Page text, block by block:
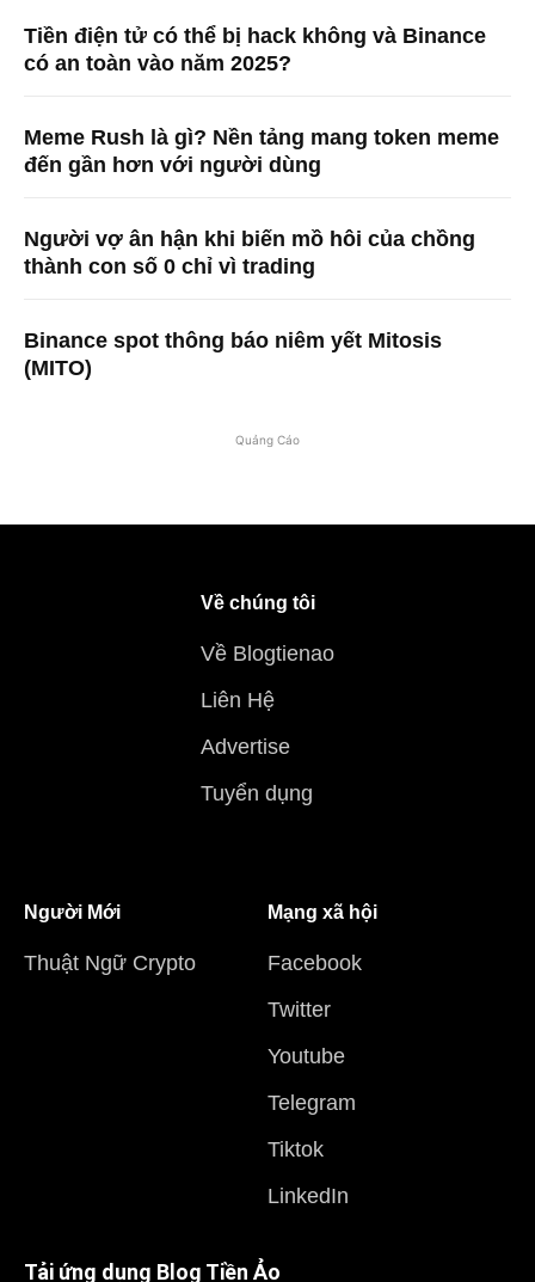
Tiền điện tử có thể bị hack không và Binance
có an toàn vào năm 2025?
Meme Rush là gì? Nền tảng mang token meme
đến gần hơn với người dùng
Người vợ ân hận khi biến mồ hôi của chồng
thành con số 0 chỉ vì trading
Binance spot thông báo niêm yết Mitosis
(MITO)
Quảng Cáo
Về chúng tôi
Về Blogtienao
Liên Hệ
Advertise
Tuyển dụng
Người Mới
Thuật Ngữ Crypto
Mạng xã hội
Facebook
Twitter
Youtube
Telegram
Tiktok
LinkedIn
Tải ứng dụng Blog Tiền Ảo